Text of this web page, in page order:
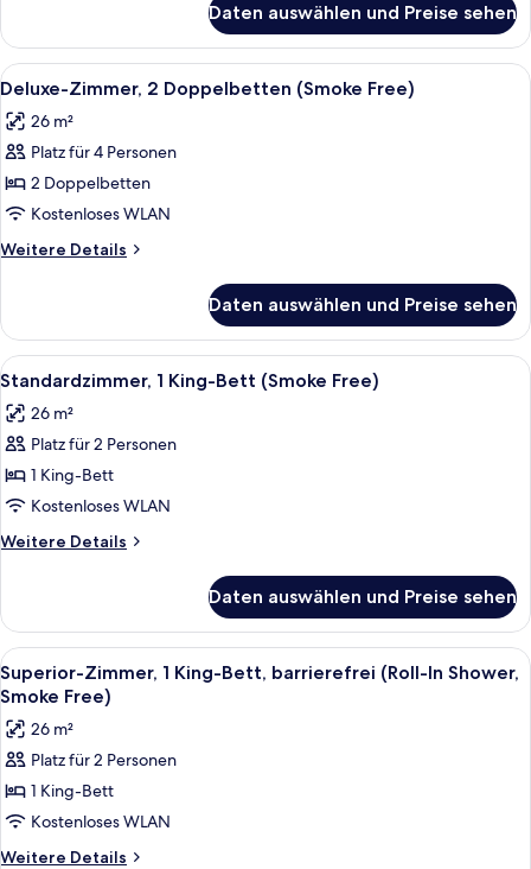
Free)
anzeigen
Zimmer,
1 King-
Bett,
(Smoke
Free)
Daten auswählen und Preise sehen
Alle
Fotos
für
Deluxe-
Zimmer,
2 Doppelbetten
(Smoke
Free)
Ein Hotelzimmer mit zwei Betten,
11
Deluxe-Zimmer, 2 Doppelbetten (Smoke Free)
26 m²
Platz für 4 Personen
2 Doppelbetten
Kostenloses WLAN
Weitere Details
Weitere
Zimmer,
2 Doppelbetten
(Smoke
Daten auswählen und Preise sehen
Alle
Fotos
für
Standardzimmer,
1 King-
Bett
(Smoke
Free)
Ein Hotelzimmer mit einem Bett,
8
Standardzimmer, 1 King-Bett (Smoke Free)
26 m²
Platz für 2 Personen
1 King-Bett
Kostenloses WLAN
Weitere Details
Weitere
1 King-
Bett
(Smoke
Free)
Daten auswählen und Preise sehen
Alle
Fotos
für
Superior-
Zimmer,
1 King-
Bett,
barrierefrei
Ein Hotelzimmer mit Bett,
9
Superior-Zimmer, 1 King-Bett, barrierefrei (Roll-In Shower,
Smoke Free)
26 m²
Platz für 2 Personen
1 King-Bett
Kostenloses WLAN
Weitere Details
Weitere